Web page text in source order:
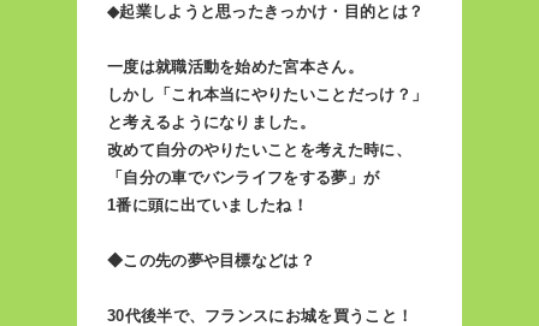
◆起業しようと思ったきっかけ・目的とは？
一度は就職活動を始めた宮本さん。
しかし「これ本当にやりたいことだっけ？」
と考えるようになりました。
改めて自分のやりたいことを考えた時に、
「自分の車でバンライフをする夢」が
1番に頭に出ていましたね！
◆この先の夢や目標などは？
30代後半で、フランスにお城を買うこと！